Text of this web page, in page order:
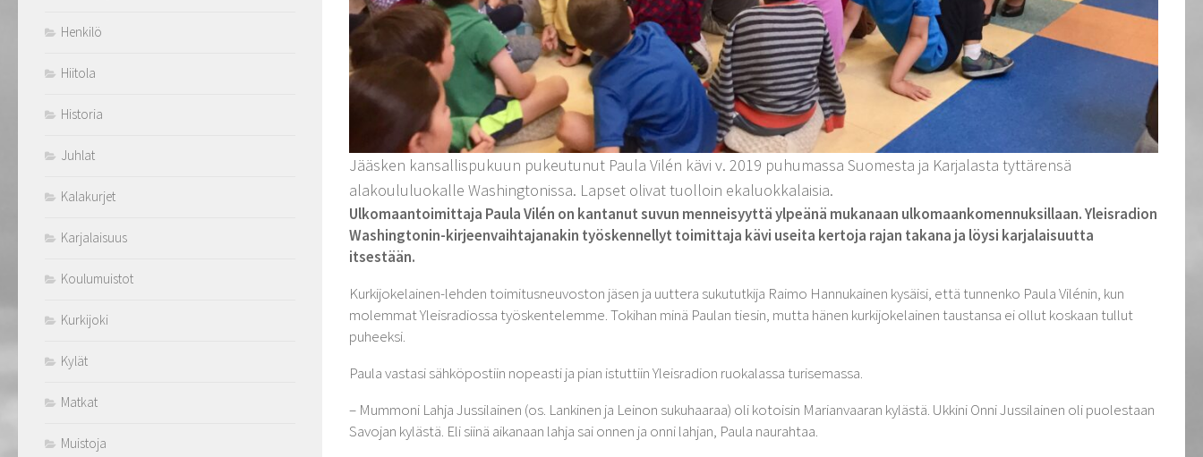
Jääsken kansallispukuun pukeutunut Paula Vilén kävi v. 2019 puhumassa Suomesta ja Karjalasta tyttärensä
alakoululuokalle Washingtonissa. Lapset olivat tuolloin ekaluokkalaisia.
Ulkomaantoimittaja Paula Vilén on kantanut suvun menneisyyttä ylpeänä mukanaan ulkomaankomennuksillaan. Yleisradion
Washingtonin-kirjeenvaihtajanakin työskennellyt toimittaja kävi useita kertoja rajan takana ja löysi karjalaisuutta
itsestään.
Kurkijokelainen-lehden toimitusneuvoston jäsen ja uuttera sukututkija Raimo Hannukainen kysäisi, että tunnenko Paula Vilénin, kun
molemmat Yleisradiossa työskentelemme. Tokihan minä Paulan tiesin, mutta hänen kurkijokelainen taustansa ei ollut koskaan tullut
puheeksi.
Paula vastasi sähköpostiin nopeasti ja pian istuttiin Yleisradion ruokalassa turisemassa.
– Mummoni Lahja Jussilainen (os. Lankinen ja Leinon sukuhaaraa) oli kotoisin Marianvaaran kylästä. Ukkini Onni Jussilainen oli puolestaan
Savojan kylästä. Eli siinä aikanaan lahja sai onnen ja onni lahjan, Paula naurahtaa.
Henkilö
Hiitola
Historia
Juhlat
Kalakurjet
Karjalaisuus
Koulumuistot
Kurkijoki
Kylät
Matkat
Muistoja